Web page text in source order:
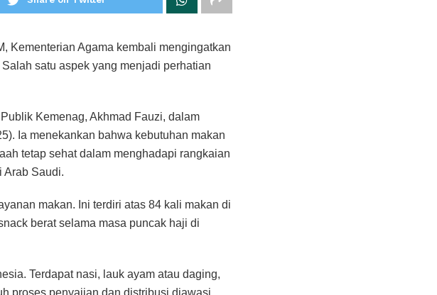
Kementerian Agama kembali mengingatkan
satu aspek yang menjadi perhatian
Kemenag, Akhmad Fauzi, dalam
Ia menekankan bahwa kebutuhan makan
tetap sehat dalam menghadapi rangkaian
Arab Saudi.
makan. Ini terdiri atas 84 kali makan di
berat selama masa puncak haji di
Terdapat nasi, lauk ayam atau daging,
proses penyajian dan distribusi diawasi